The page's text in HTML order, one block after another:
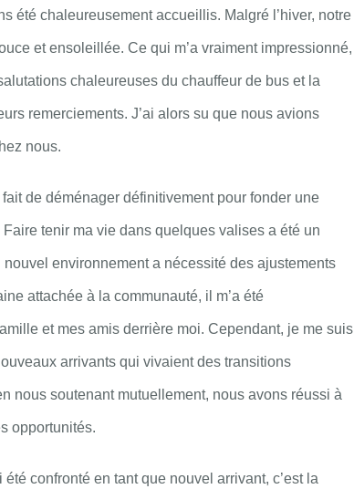
été chaleureusement accueillis. Malgré l’hiver, notre
et ensoleillée. Ce qui m’a vraiment impressionné,
chaleureuses du chauffeur de bus et la
remerciements. J’ai alors su que nous avions
nous.
de déménager définitivement pour fonder une
tenir ma vie dans quelques valises a été un
environnement a nécessité des ajustements
attachée à la communauté, il m’a été
et mes amis derrière moi. Cependant, je me suis
arrivants qui vivaient des transitions
nous soutenant mutuellement, nous avons réussi à
opportunités.
été confronté en tant que nouvel arrivant, c’est la